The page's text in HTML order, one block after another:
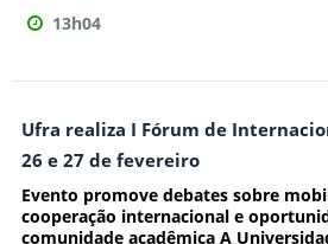
13h04
Ufra realiza I Fórum de
26 e 27 de fevereiro
Evento promove debates sobre
cooperação internacional e
comunidade acadêmica A